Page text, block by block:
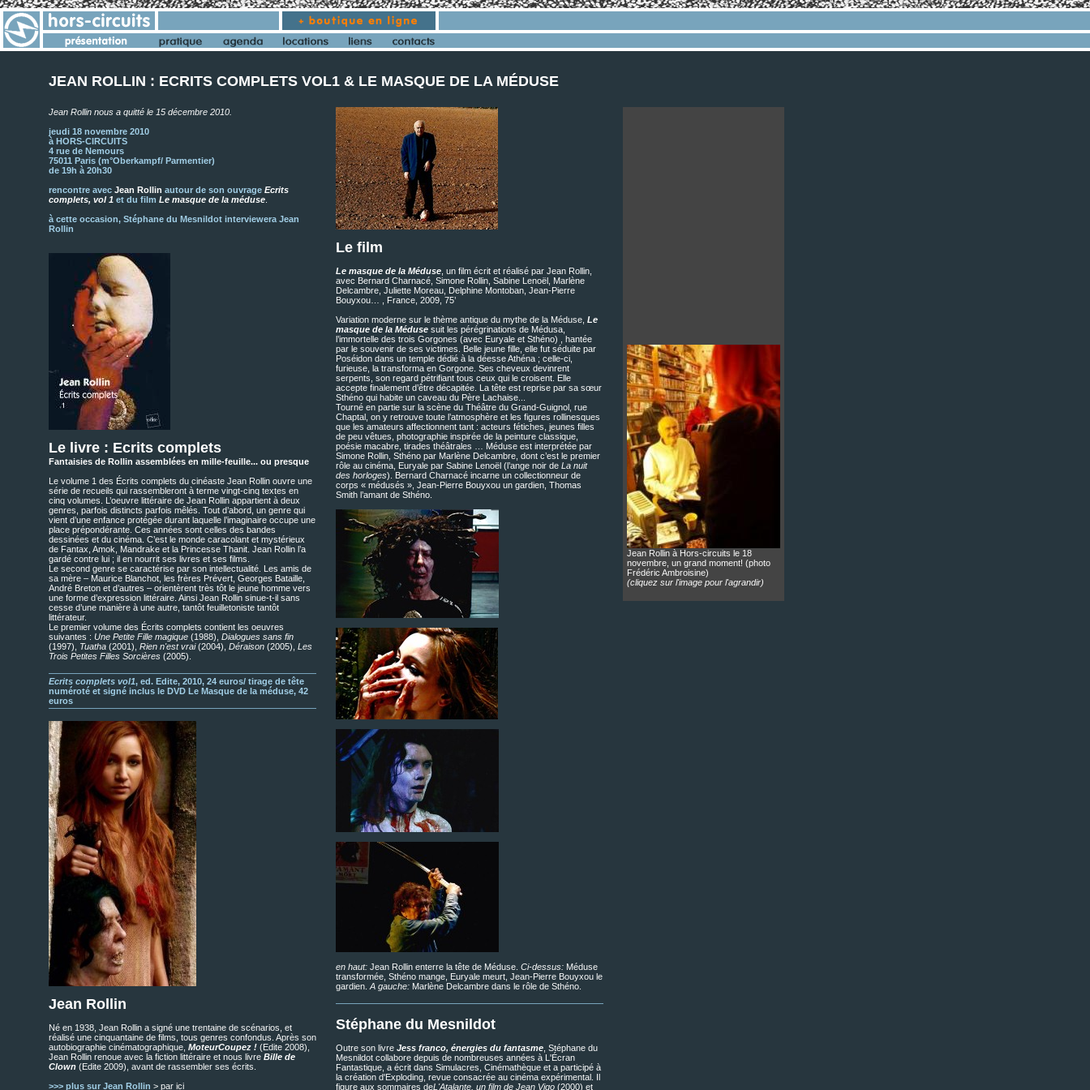
JEAN ROLLIN : ECRITS COMPLETS VOL1 & LE MASQUE DE LA MÉDUSE
Jean Rollin nous a quitté le 15 décembre 2010.
jeudi 18 novembre 2010
à HORS-CIRCUITS
4 rue de Nemours
75011 Paris (m°Oberkampf/ Parmentier)
de 19h à 20h30
rencontre avec Jean Rollin autour de son ouvrage Ecrits
complets, vol 1 et du film Le masque de la méduse
à cette occasion, Stéphane du Mesnildot interviewera Jean
Rollin
Le livre : Ecrits complets
Fantaisies de Rollin assemblées en mille-feuille... ou presque
Le volume 1 des Écrits complets du cinéaste Jean Rollin ouvre une
série de recueils qui rassembleront à terme vingt-cinq textes en
cinq volumes. L’oeuvre littéraire de Jean Rollin appartient à deux
genres, parfois distincts parfois mêlés. Tout d’abord, un genre qui
vient d’une enfance protégée durant laquelle l’imaginaire occupe une
place prépondérante. Ces années sont celles des bandes
dessinées et du cinéma. C’est le monde caracolant et mystérieux
de Fantax, Amok, Mandrake et la Princesse Thanit. Jean Rollin l’a
gardé contre lui ; il en nourrit ses livres et ses films.
Le second genre se caractérise par son intellectualité. Les amis de
sa mère – Maurice Blanchot, les frères Prévert, Georges Bataille,
André Breton et d’autres – orientèrent très tôt le jeune homme vers
une forme d’expression littéraire. Ainsi Jean Rollin sinue-t-il sans
cesse d’une manière à une autre, tantôt feuilletoniste tantôt
littérateur.
Le premier volume des Écrits complets contient les oeuvres
suivantes : Une Petite Fille magique (1988), Dialogues sans fin
(1997), Tuatha (2001), Rien n'est vrai(2004), Déraison (2005), Les
Trois Petites Filles Sorcières (2005).
Ecrits complets vol1, ed. Edite, 2010, 24 euros/ tirage de tête
numéroté et signé inclus le DVD Le Masque de la méduse, 42
euros
Jean Rollin
Né en 1938, Jean Rollin a signé une trentaine de scénarios, et
réalisé une cinquantaine de films, tous genres confondus. Après son
autobiographie cinématographique, MoteurCoupez ! (Edite 2008),
Jean Rollin renoue avec la fiction littéraire et nous livre Bille de
Clown (Edite 2009), avant de rassembler ses écrits.
>>> plus sur Jean Rollin > par ici
Le film
Le masque de la Méduse , un film écrit et réalisé par Jean Rollin,
avec Bernard Charnacé, Simone Rollin, Sabine Lenoël, Marlène
Delcambre, Juliette Moreau, Delphine Montoban, Jean-Pierre
Bouyxou… , France, 2009, 75’
Variation moderne sur le thème antique du mythe de la Méduse, Le
masque de la Méduse suit les pérégrinations de Médusa,
l’immortelle des trois Gorgones (avec Euryale et Sthéno) , hantée
par le souvenir de ses victimes. Belle jeune fille, elle fut séduite par
Poséidon dans un temple dédié à la déesse Athéna ; celle-ci,
furieuse, la transforma en Gorgone. Ses cheveux devinrent
serpents, son regard pétrifiant tous ceux qui le croisent. Elle
accepte finalement d’être décapitée. La tête est reprise par sa sœur
Sthéno qui habite un caveau du Père Lachaise...
Tourné en partie sur la scène du Théâtre du Grand-Guignol, rue
Chaptal, on y retrouve toute l’atmosphère et les figures rollinesques
que les amateurs affectionnent tant : acteurs fétiches, jeunes filles
de peu vêtues, photographie inspirée de la peinture classique,
poésie macabre, tirades théâtrales … Méduse est interprétée par
Simone Rollin, Sthéno par Marlène Delcambre, dont c’est le premier
rôle au cinéma, Euryale par Sabine Lenoël (l’ange noir de La nuit
des horloges). Bernard Charnacé incarne un collectionneur de
corps « médusés », Jean-Pierre Bouyxou un gardien, Thomas
Smith l’amant de Sthéno.
en haut: Jean Rollin enterre la tête de Méduse. Ci-dessus: Méduse
transformée, Sthéno mange, Euryale meurt, Jean-Pierre Bouyxou le
gardien. A gauche: Marlène Delcambre dans le rôle de Sthéno.
Stéphane du Mesnildot
Outre son livre Jess franco, énergies du fantasme , Stéphane du
Mesnildot collabore depuis de nombreuses années à L'Écran
Fantastique, a écrit dans Simulacres, Cinémathèque et a participé à
la création d'Exploding, revue consacrée au cinéma expérimental. Il
figure aux sommaires deL'Atalante, un film de Jean Vigo (2000) et
Jean Rollin à Hors-circuits le 18
novembre, un grand moment! (photo
Frédéric Ambroisine)
(cliquez sur l'image pour l'agrandir)